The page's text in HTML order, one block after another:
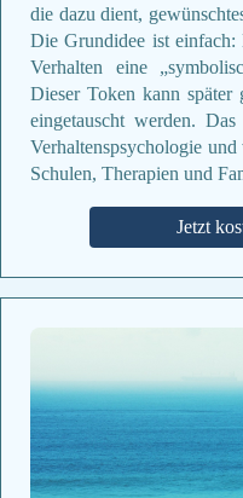
die dazu dient,
Die Grundidee ist
Verhalten eine
Dieser Token kann später
eingetauscht werden.
Verhaltenspsychologie
Schulen, Therapien und
Jetzt